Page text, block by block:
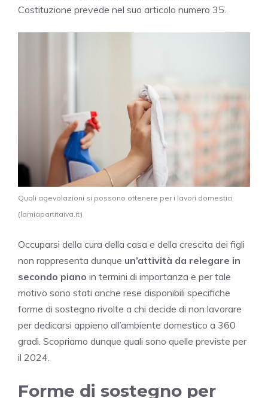
Costituzione prevede nel suo articolo numero 35.
Quali agevolazioni si possono ottenere per i lavori domestici
(lamiapartitaiva.it)
Occuparsi della cura della casa e della crescita dei figli
non rappresenta dunque un’attività da relegare in
secondo piano in termini di importanza e per tale
motivo sono stati anche rese disponibili specifiche
forme di sostegno rivolte a chi decide di non lavorare
per dedicarsi appieno all’ambiente domestico a 360
gradi. Scopriamo dunque quali sono quelle previste per
il 2024.
Forme di sostegno per